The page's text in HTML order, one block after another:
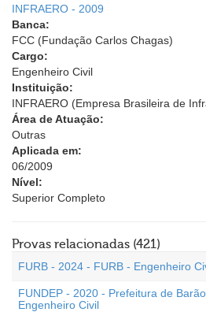
INFRAERO - 2009
Banca:
FCC (Fundação Carlos Chagas)
Cargo:
Engenheiro Civil
Instituição:
INFRAERO (Empresa Brasileira de
Área de Atuação:
Outras
Aplicada em:
06/2009
Nível:
Superior Completo
Provas relacionadas (421)
FURB - 2024 - FURB - Engenheiro
FUNDEP - 2020 - Prefeitura de
Engenheiro Civil